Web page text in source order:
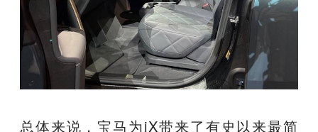
总体来说，宝马为iX带来了有史以来最简